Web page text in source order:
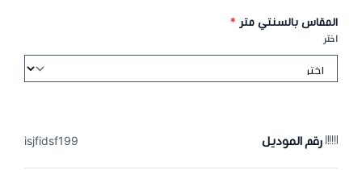
المقاس بالسنتي متر *
اختر
رقم الموديل isjfidsf199